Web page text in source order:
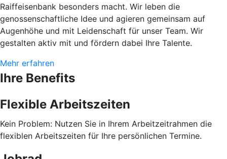
Raiffeisenbank besonders macht. Wir leben die
genossenschaftliche Idee und agieren gemeinsam auf
Augenhöhe und mit Leidenschaft für unser Team. Wir
gestalten aktiv mit und fördern dabei Ihre Talente.
Mehr erfahren
Ihre Benefits
Flexible Arbeitszeiten
Kein Problem: Nutzen Sie in Ihrem Arbeitzeitrahmen die
flexiblen Arbeitszeiten für Ihre persönlichen Termine.